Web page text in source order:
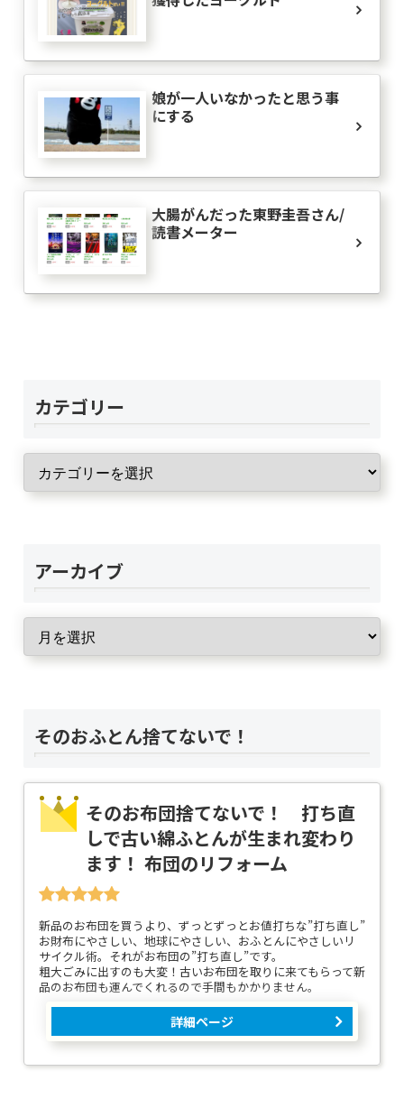
娘が一人いなかったと思う事
にする
大腸がんだった東野圭吾さん/
読書メーター
カテゴリー
アーカイブ
そのおふとん捨てないで！
そのお布団捨てないで！ 打ち直
しで古い綿ふとんが生まれ変わり
ます！ 布団のリフォーム
新品のお布団を買うより、ずっとずっとお値打ちな”打ち直し”
お財布にやさしい、地球にやさしい、おふとんにやさしいリ
サイクル術。それがお布団の”打ち直し”です。
粗大ごみに出すのも大変！古いお布団を取りに来てもらって新
品のお布団も運んでくれるので手間もかかりません。
詳細ページ